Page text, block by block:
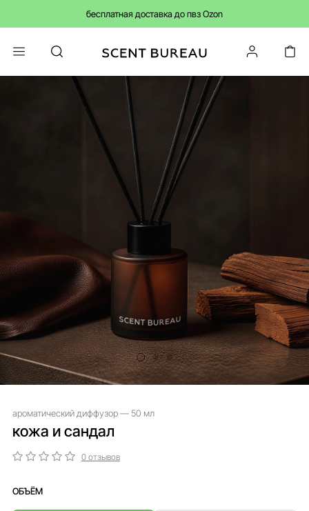
бесплатная доставка до пвз Ozon
ароматический диффузор — 50 мл
кожа и сандал
0 отзывов
ОБЪЁМ